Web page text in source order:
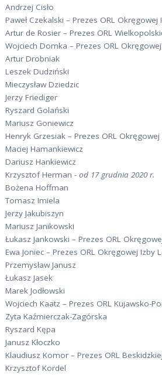
Andrzej Cisło
Paweł Czekalski – Prezes ORL
Artur de Rosier – Prezes ORL
Wojciech Domka – Prezes ORL
Artur Drobniak
Leszek Dudziński
Mieczysław Dziedzic
Jerzy Friediger
Ryszard Golański
Mariusz Goniewicz
Henryk Grzesiak – Prezes ORL
Maciej Hamankiewicz
Dariusz Hankiewicz
Krzysztof Herman - od 17 grudnia 2020 r.
Bożena Hoffman
Tomasz Imiela
Jerzy Jakubiszyn
Mariusz Janikowski
Łukasz Jankowski – Prezes ORL
Ewa Joniec – Prezes ORL Okręgowej Izby
Przemysław Janusz
Łukasz Jasek
Marek Jodłowski
Wojciech Kaatz – Prezes ORL Kujawsko-
Zyta Kaźmierczak-Zagórska
Ryszard Kępa
Janusz Kłoczko
Klaudiusz Komor – Prezes ORL
Krzysztof Kordel